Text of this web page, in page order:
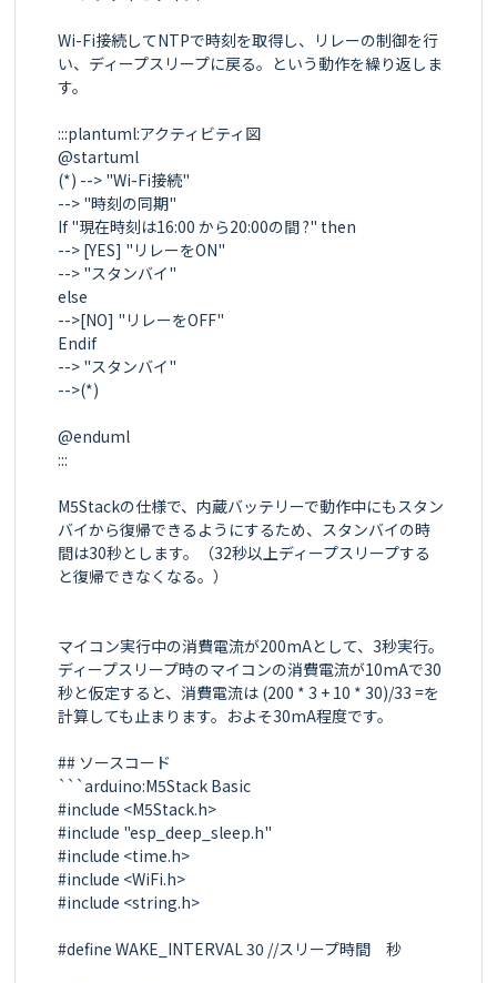
Wi-Fi接続してNTPで時刻を取得し、リレーの制御を行
い、ディープスリープに戻る。という動作を繰り返しま
す。
:::plantuml:アクティビティ図
@startuml
(*) --> "Wi-Fi接続"
--> "時刻の同期"
If "現在時刻は16:00 から20:00の間 ?" then
--> [YES] "リレーをON"
--> "スタンバイ"
else
-->[NO] "リレーをOFF"
Endif
--> "スタンバイ"
-->(*)
@enduml
:::
M5Stackの仕様で、内蔵バッテリーで動作中にもスタン
バイから復帰できるようにするため、スタンバイの時
間は30秒とします。（32秒以上ディープスリープする
と復帰できなくなる。）
マイコン実行中の消費電流が200mAとして、3秒実行。
ディープスリープ時のマイコンの消費電流が10mAで30
秒と仮定すると、消費電流は (200 * 3 + 10 * 30)/33 =を
計算しても止まります。およそ30mA程度です。
## ソースコード
```arduino:M5Stack Basic
#include <M5Stack.h>
#include "esp_deep_sleep.h"
#include <time.h>
#include <WiFi.h>
#include <string.h>
#define WAKE_INTERVAL 30 //スリープ時間　秒